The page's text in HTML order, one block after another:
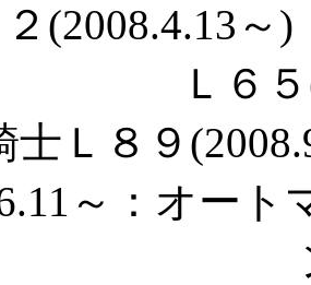
(2008.4.13～
Ｌ６
士Ｌ８９
～：オー